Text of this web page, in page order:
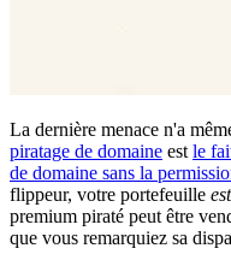
La dernière menace n'a
piratage de domaine est le
de domaine sans la
flippeur, votre portefeuille est
premium piraté peut être
que vous remarquiez sa